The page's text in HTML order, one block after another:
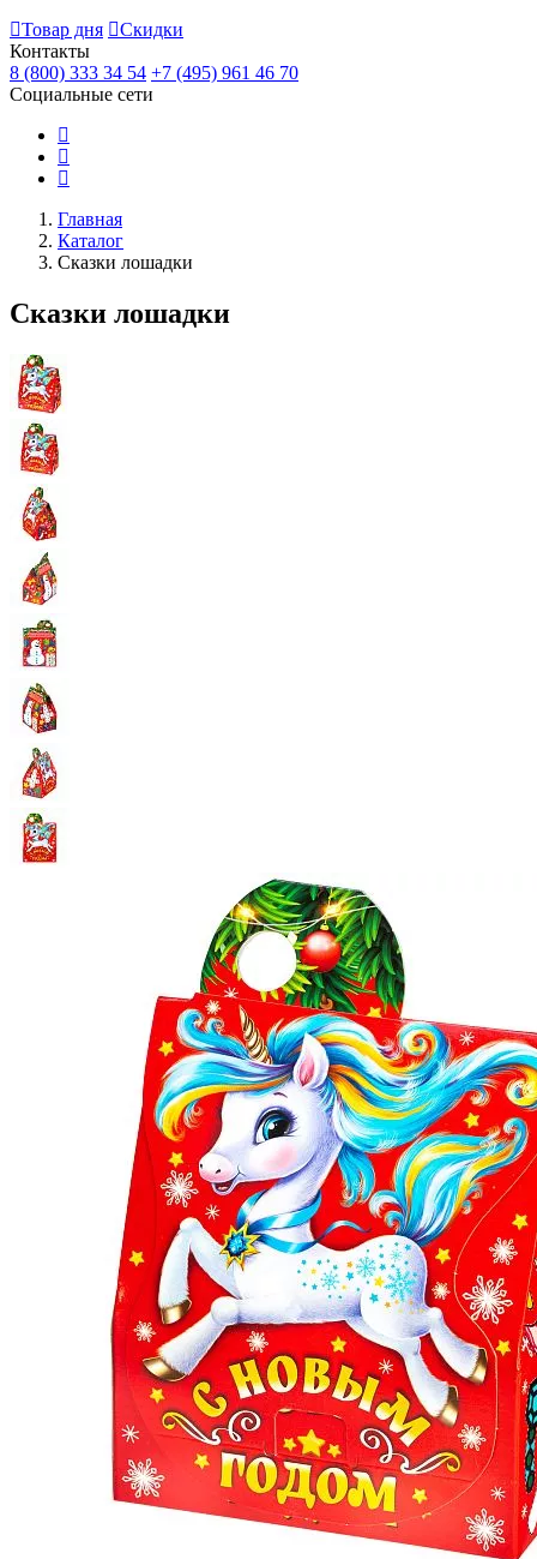
Товар дня
Скидки
Контакты
8 (800) 333 34 54 +7 (495) 961 46 70
Социальные сети
Главная
Каталог
Сказки лошадки
Сказки лошадки